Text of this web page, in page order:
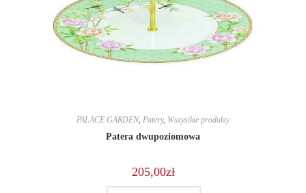
PALACE GARDEN, Patery, Wszystkie produkty
Patera dwupoziomowa
205,00zł